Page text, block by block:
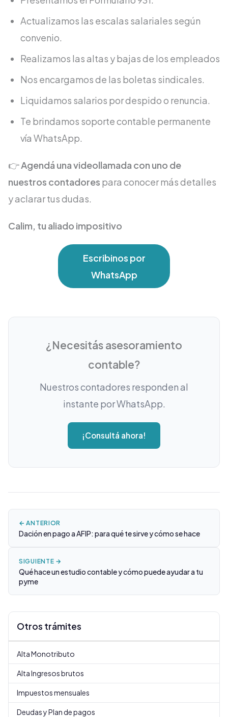
Actualizamos las escalas salariales según
convenio.
Realizamos las altas y bajas de los empleados
Nos encargamos de las boletas sindicales.
Liquidamos salarios por despido o renuncia.
Te brindamos soporte contable permanente
vía WhatsApp.
👉Agendá una videollamada con uno de
nuestros contadores para conocer más detalles
y aclarar tus dudas.
Calim, tu aliado impositivo
Escribinos por
WhatsApp
¿Necesitás asesoramiento
contable?
Nuestros contadores responden al
instante por WhatsApp.
¡Consultá ahora!
← ANTERIOR
Dación en pago a AFIP: para qué te sirve y cómo se hace
SIGUIENTE →
Qué hace un estudio contable y cómo puede ayudar a tu
pyme
Otros trámites
Alta Monotributo
Alta Ingresos brutos
Impuestos mensuales
Deudas y Plan de pagos